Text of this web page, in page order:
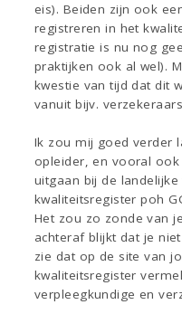
eis). Beiden zijn ook
registreren in het
registratie is nu nog
praktijken ook al wel).
kwestie van tijd dat dit
vanuit bijv.
Ik zou mij goed verder
opleider, en vooral
uitgaan bij de
kwaliteitsregister poh
Het zou zo zonde van
achteraf blijkt dat je
zie dat op de site van
kwaliteitsregister
verpleegkundige en